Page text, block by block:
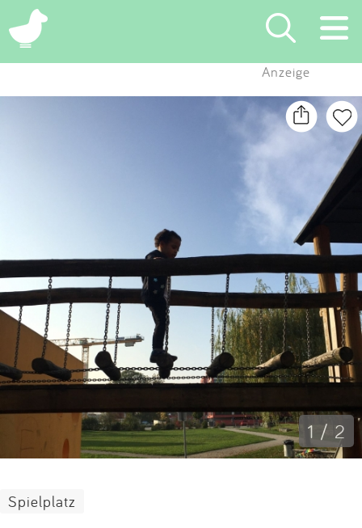
×
Suchen
Blog
Partner
Kontakt
Impressum
Anmelden
Anzeige
1 / 2
Spielplatz